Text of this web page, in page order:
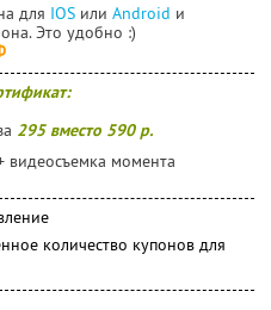
для IOS или Android и
Это удобно :)
295 вместо 590 р.
видеосъемка момента
количество купонов для